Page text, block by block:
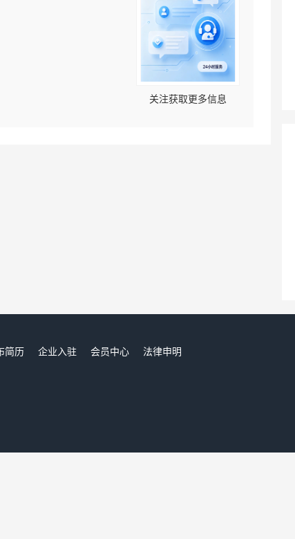
关注获取更多信息
简历 企业入驻 会员中心
法律申明